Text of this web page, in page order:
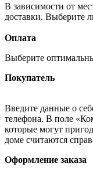
В зависимости от
доставки. Выберите
Оплата
Выберите
Покупатель
Введите данные о
телефона. В поле
которые могут
доме считаются
Оформление заказа